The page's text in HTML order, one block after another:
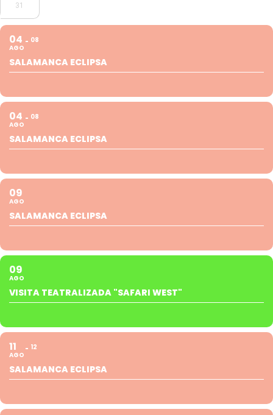
31
04
AGO
08
SALAMANCA ECLIPSA
04
AGO
08
SALAMANCA ECLIPSA
09
AGO
SALAMANCA ECLIPSA
09
AGO
VISITA TEATRALIZADA "SAFARI WEST"
11
AGO
12
SALAMANCA ECLIPSA